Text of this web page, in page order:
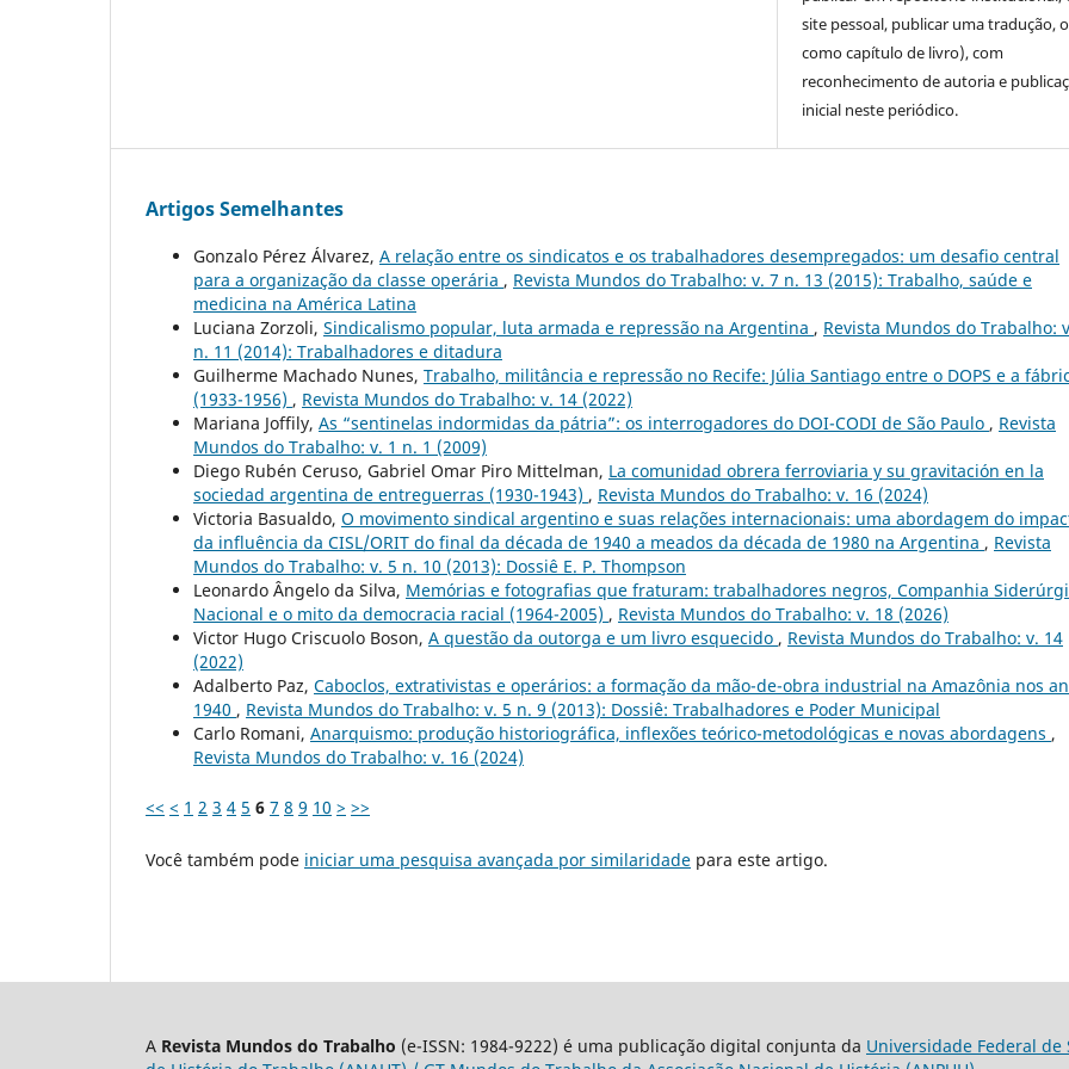
site pessoal, publicar uma tradução,
como capítulo de livro), com
reconhecimento de autoria e
inicial neste periódico.
Artigos Semelhantes
Gonzalo Pérez Álvarez, A relação entre os sindicatos e os trabalhadores desempregados: um desafio central
para a organização da classe operária , Revista Mundos do Trabalho: v. 7 n. 13 (2015): Trabalho, saúde e
medicina na América Latina
Luciana Zorzoli, Sindicalismo popular, luta armada e repressão na Argentina , Revista Mundos do Trabalho:
n. 11 (2014): Trabalhadores e ditadura
Guilherme Machado Nunes, Trabalho, militância e repressão no Recife: Júlia Santiago entre o DOPS e a
(1933-1956) , Revista Mundos do Trabalho: v. 14 (2022)
Mariana Joffily, As “sentinelas indormidas da pátria”: os interrogadores do DOI-CODI de São Paulo , Revista
Mundos do Trabalho: v. 1 n. 1 (2009)
Diego Rubén Ceruso, Gabriel Omar Piro Mittelman, La comunidad obrera ferroviaria y su gravitación en la
sociedad argentina de entreguerras (1930-1943) , Revista Mundos do Trabalho: v. 16 (2024)
Victoria Basualdo, O movimento sindical argentino e suas relações internacionais: uma abordagem do
da influência da CISL/ORIT do final da década de 1940 a meados da década de 1980 na Argentina , Revista
Mundos do Trabalho: v. 5 n. 10 (2013): Dossiê E. P. Thompson
Leonardo Ângelo da Silva, Memórias e fotografias que fraturam: trabalhadores negros, Companhia
Nacional e o mito da democracia racial (1964-2005) , Revista Mundos do Trabalho: v. 18 (2026)
Victor Hugo Criscuolo Boson, A questão da outorga e um livro esquecido , Revista Mundos do Trabalho: v. 14
(2022)
Adalberto Paz, Caboclos, extrativistas e operários: a formação da mão-de-obra industrial na Amazônia nos
1940 , Revista Mundos do Trabalho: v. 5 n. 9 (2013): Dossiê: Trabalhadores e Poder Municipal
Carlo Romani, Anarquismo: produção historiográfica, inflexões teórico-metodológicas e novas abordagens ,
Revista Mundos do Trabalho: v. 16 (2024)
<< < 1 2 3 4 5 6 7 8 9 10 > >>
Você também pode iniciar uma pesquisa avançada por similaridade para este artigo.
A Revista Mundos do Trabalho (e-ISSN: 1984-9222) é uma publicação digital conjunta da Universidade Federal de